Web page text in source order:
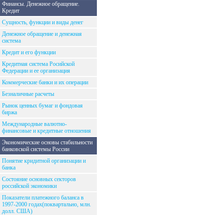
Финансы. Денежное обращение.
Кредит
Сущность, функции и виды денег
Денежное обращение и денежная
система
Кредит и его функции
Кредитная система Росийской
Федерации и ее организация
Коммерческие банки и их операции
Безналичные расчеты
Рынок ценных бумаг и фондовая
биржа
Международные валютно-
финансовые и кредитные отношения
Экономические основы стабильности
банковской системы России
Понятие кридитной организации и
банка
Состояние основных секторов
российской экономики
Показатели платежного баланса в
1997-2000 годах(поквартально, млн.
долл. США)